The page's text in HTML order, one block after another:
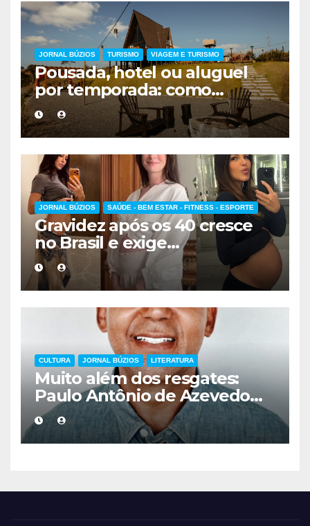
JORNAL BÚZIOS TURISMO VIAGEM E TURISMO
Pousada, hotel ou aluguel
por temporada: como
escolher a melhor
hospedagem
JORNAL BÚZIOS SAÚDE - BEM ESTAR - FITNESS - ESPORTE
Gravidez após os 40 cresce
no Brasil e exige
acompanhamento médico
mais cuidadoso
CULTURA JORNAL BÚZIOS LITERATURA
Muito além dos resgates:
Paulo Antônio de Azevedo
eterniza a coragem, a
humanidade e a missão dos
guarda-vidas na literatura